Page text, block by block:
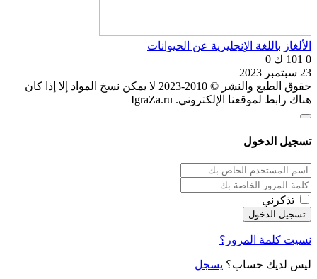
الألغاز باللغة الإنجليزية عن الحيوانات
0 101 ك
0
23 سبتمبر 2023
حقوق الطبع والنشر © 2010-2023 لا يمكن نسخ المواد إلا إذا كان
هناك رابط لموقعنا الإلكتروني. IgraZa.ru
تسجيل الدخول
تذكرني
نسيت كلمة المرور؟
ليس لديك حساب؟ يسجل